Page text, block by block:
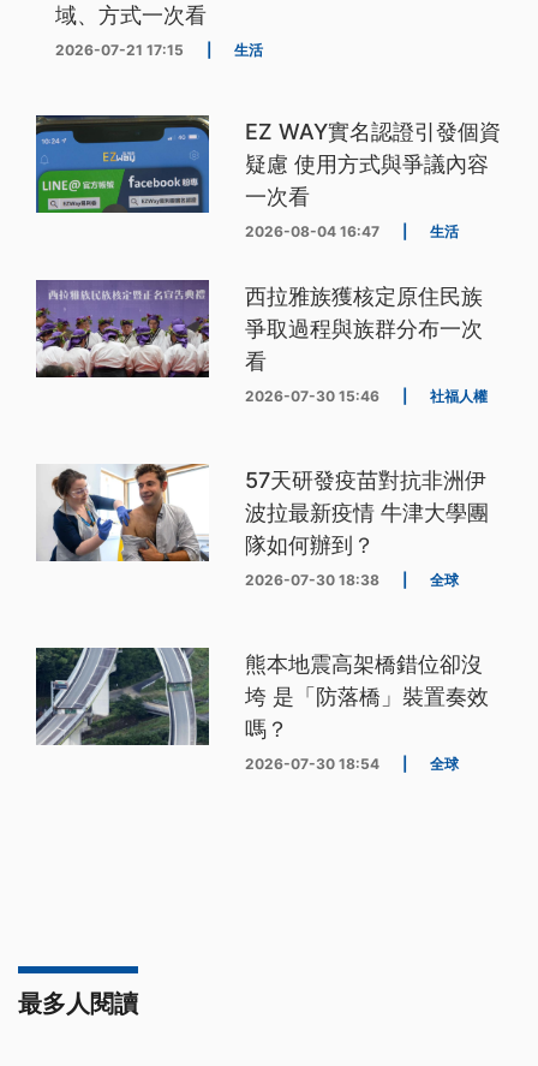
域、方式一次看
2026-07-21 17:15 生活
EZ WAY實名認證引發個資
疑慮 使用方式與爭議內容
一次看
2026-08-04 16:47 生活
西拉雅族獲核定原住民族
爭取過程與族群分布一次
看
2026-07-30 15:46 社福人權
57天研發疫苗對抗非洲伊
波拉最新疫情 牛津大學團
隊如何辦到？
2026-07-30 18:38 全球
熊本地震高架橋錯位卻沒
垮 是「防落橋」裝置奏效
嗎？
2026-07-30 18:54 全球
最多人閱讀